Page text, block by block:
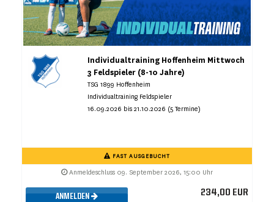
Individualtraining Hoffenheim Mittwoch
3 Feldspieler (8-10 Jahre)
TSG 1899 Hoffenheim
Individualtraining Feldspieler
16.09.2026 bis 21.10.2026 (5 Termine)
FAST AUSGEBUCHT
Anmeldeschluss 09. September 2026, 15:00 Uhr
ANMELDEN 234,00 EUR